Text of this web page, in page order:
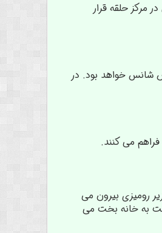
مرکز حلقه قرار
شانس خواهد بود. در
می کنند.
رومیزی بیرون می
بخت به خانه بخت می